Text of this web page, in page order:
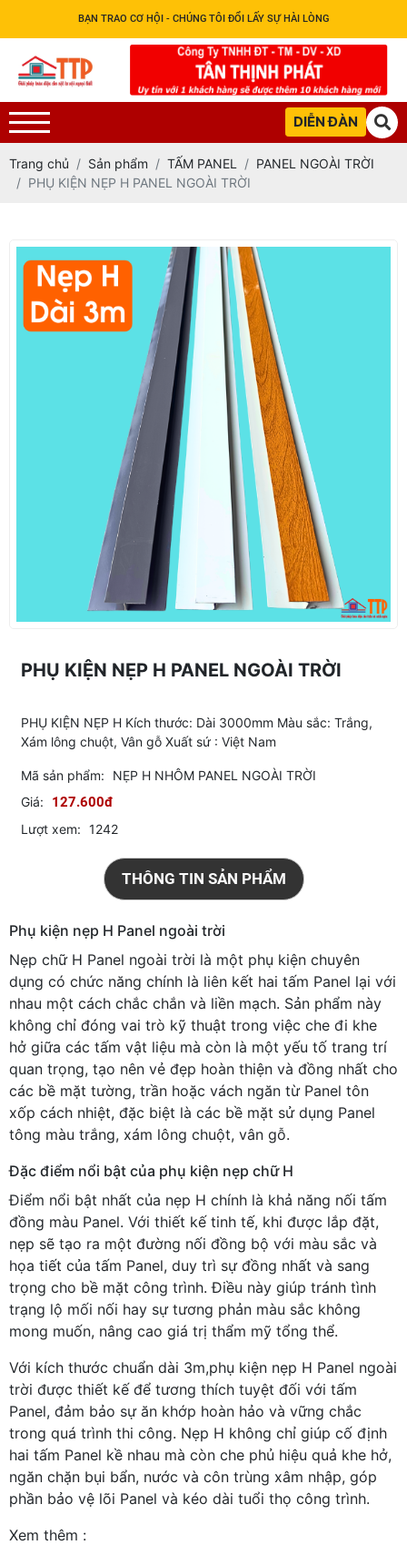
BẠN TRAO CƠ HỘI - CHÚNG TÔI ĐỔI LẤY SỰ HÀI LÒNG
DIỄN ĐÀN
Trang chủ Sản phẩm TẤM PANEL
PANEL NGOÀI TRỜI
PHỤ KIỆN NẸP H PANEL NGOÀI TRỜI
PHỤ KIỆN NẸP H PANEL NGOÀI TRỜI
PHỤ KIỆN NẸP H Kích thước: Dài 3000mm Màu sắc: Trắng,
Xám lông chuột, Vân gỗ Xuất sứ : Việt Nam
Mã sản phẩm:
NẸP H NHÔM PANEL NGOÀI TRỜI
Giá:
127.600đ
Lượt xem: 1242
THÔNG TIN SẢN PHẨM
Phụ kiện nẹp H Panel ngoài trời
Nẹp chữ H Panel ngoài trời là một phụ kiện chuyên
dụng có chức năng chính là liên kết hai tấm Panel lại với
nhau một cách chắc chắn và liền mạch. Sản phẩm này
không chỉ đóng vai trò kỹ thuật trong việc che đi khe
hở giữa các tấm vật liệu mà còn là một yếu tố trang trí
quan trọng, tạo nên vẻ đẹp hoàn thiện và đồng nhất cho
các bề mặt tường, trần hoặc vách ngăn từ Panel tôn
xốp cách nhiệt, đặc biệt là các bề mặt sử dụng Panel
tông màu trắng, xám lông chuột, vân gỗ.
Đặc điểm nổi bật của phụ kiện nẹp chữ H
Điểm nổi bật nhất của nẹp H chính là khả năng nối tấm
đồng màu Panel. Với thiết kế tinh tế, khi được lắp đặt,
nẹp sẽ tạo ra một đường nối đồng bộ với màu sắc và
họa tiết của tấm Panel, duy trì sự đồng nhất và sang
trọng cho bề mặt công trình. Điều này giúp tránh tình
trạng lộ mối nối hay sự tương phản màu sắc không
mong muốn, nâng cao giá trị thẩm mỹ tổng thể.
Với kích thước chuẩn dài 3m,phụ kiện nẹp H Panel ngoài
trời được thiết kế để tương thích tuyệt đối với tấm
Panel, đảm bảo sự ăn khớp hoàn hảo và vững chắc
trong quá trình thi công. Nẹp H không chỉ giúp cố định
hai tấm Panel kề nhau mà còn che phủ hiệu quả khe hở,
ngăn chặn bụi bẩn, nước và côn trùng xâm nhập, góp
phần bảo vệ lõi Panel và kéo dài tuổi thọ công trình.
Xem thêm :